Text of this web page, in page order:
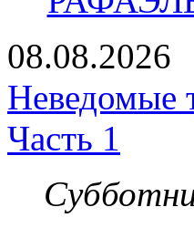
08.08.2026
Неведомые
Часть 1